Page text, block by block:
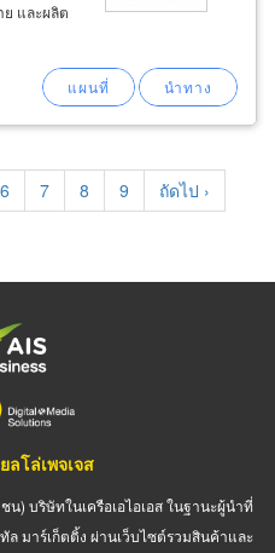
และผลิต
รรจุภัณฑ์
าและแผ่น
Page
6 Page
7 Page
8 Page
9
Next
page
ถัดไป ›
ลโล่เพจเจส
) บริษัทในเครือเอไอเอส ในฐานะผู้นำที่
มาร์เก็ตติ้ง ผ่านเว็บไซต์รวมสินค้าและ